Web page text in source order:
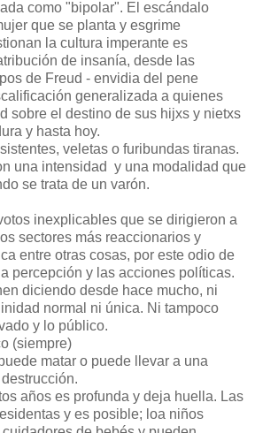
como "bipolar". El escándalo
que se planta y esgrime
la cultura imperante es
de insanía, desde las
de Freud - envidia del pene
generalizada a quienes
sobre el destino de sus hijxs y nietxs
y hasta hoy.
veletas o furibundas tiranas.
una intensidad y una modalidad que
se trata de un varón.
inexplicables que se dirigieron a
sectores más reaccionarios y
entre otras cosas, por este odio de
percepción y las acciones políticas.
diciendo desde hace mucho, ni
normal ni única. Ni tampoco
y lo público.
(siempre)
matar o puede llevar a una
años es profunda y deja huella. Las
y es posible; loa niños